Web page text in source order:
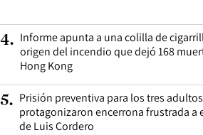
4. Informe apunta a una colilla de
origen del incendio que dejó 168
Hong Kong
5. Prisión preventiva para los tres
protagonizaron encerrona frustrada a
de Luis Cordero